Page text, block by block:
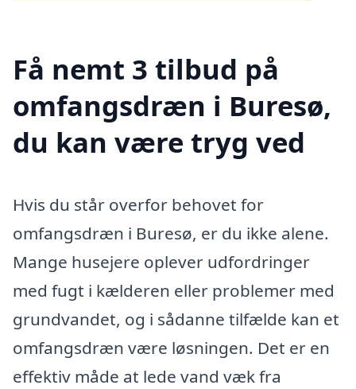
Få nemt 3 tilbud på
omfangsdræn i Buresø,
du kan være tryg ved
Hvis du står overfor behovet for
omfangsdræn i Buresø, er du ikke alene.
Mange husejere oplever udfordringer
med fugt i kælderen eller problemer med
grundvandet, og i sådanne tilfælde kan et
omfangsdræn være løsningen. Det er en
effektiv måde at lede vand væk fra